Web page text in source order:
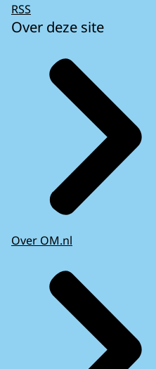
RSS
Over deze site
Over OM.nl